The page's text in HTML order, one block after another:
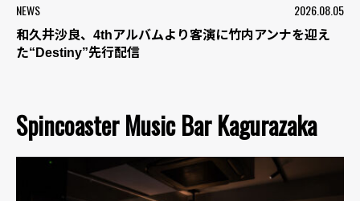
NEWS 2026.08.05
和久井沙良、4thアルバムより客演に竹内アンナを迎え
た“Destiny”先行配信
Spincoaster Music Bar Kagurazaka